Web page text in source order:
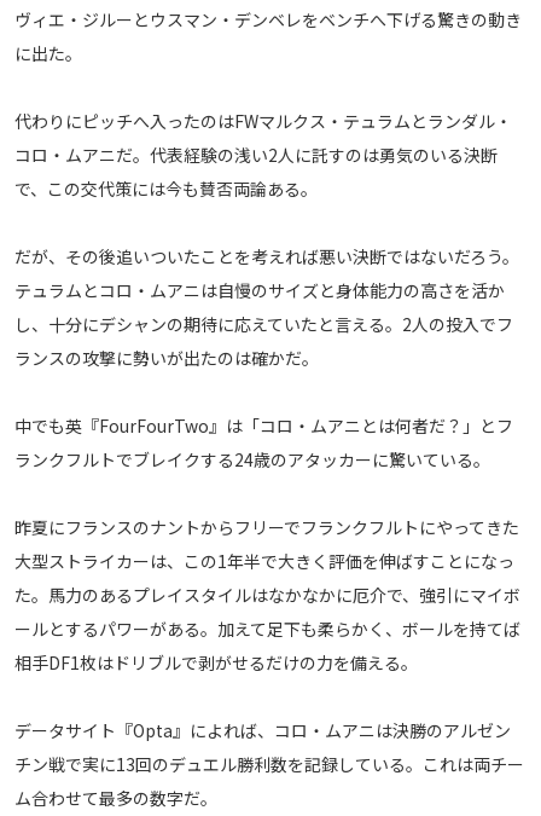
メディアアライアンス
運営会社
ご利用にあたって
プライバシーポリシー
ヴィエ・ジルーとウスマン・デンベレをベンチへ下げる驚きの動き
に出た。
代わりにピッチへ入ったのはFWマルクス・テュラムとランダル・
コロ・ムアニだ。代表経験の浅い2人に託すのは勇気のいる決断
で、この交代策には今も賛否両論ある。
だが、その後追いついたことを考えれば悪い決断ではないだろう。
テュラムとコロ・ムアニは自慢のサイズと身体能力の高さを活か
し、十分にデシャンの期待に応えていたと言える。2人の投入でフ
ランスの攻撃に勢いが出たのは確かだ。
中でも英『FourFourTwo』は「コロ・ムアニとは何者だ？」とフ
ランクフルトでブレイクする24歳のアタッカーに驚いている。
昨夏にフランスのナントからフリーでフランクフルトにやってきた
大型ストライカーは、この1年半で大きく評価を伸ばすことになっ
た。馬力のあるプレイスタイルはなかなかに厄介で、強引にマイボ
ールとするパワーがある。加えて足下も柔らかく、ボールを持てば
相手DF1枚はドリブルで剥がせるだけの力を備える。
データサイト『Opta』によれば、コロ・ムアニは決勝のアルゼン
チン戦で実に13回のデュエル勝利数を記録している。これは両チー
ム合わせて最多の数字だ。